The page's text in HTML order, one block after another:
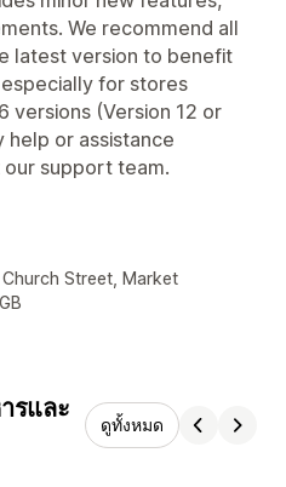
We recommend all
latest version to benefit
for stores
versions (Version 12 or
help or assistance
support team.
บบ
Street, Market
รและ
ดูทั้งหมด